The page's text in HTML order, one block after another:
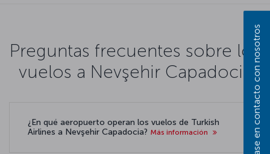
Preguntas frecuentes sobre los
vuelos a Nevşehir Capadocia
¿En qué aeropuerto operan los vuelos de Turkish
Airlines a Nevşehir Capadocia? Más información Póngase en contacto con nosotros